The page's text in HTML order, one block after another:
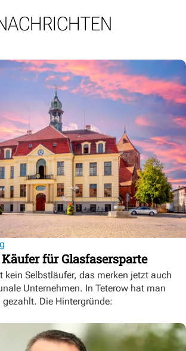
für Glasfasersparte
kein Selbstläufer, das merken jetzt auch
Unternehmen. In Teterow hat man
Die Hintergründe: